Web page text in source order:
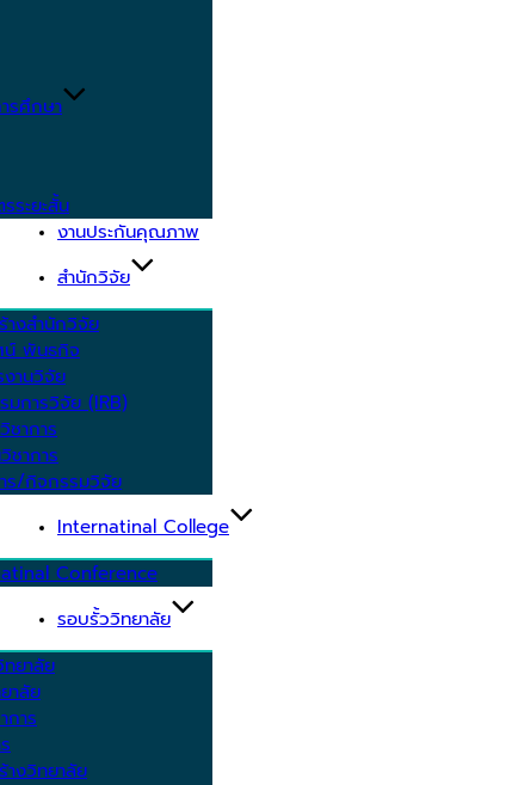
รศึกษา
ระยะสั้น
งานประกันคุณภาพ
สำนักวิจัย
างสำนักวิจัย
น์ พันธกิจ
งานวิจัย
มการวิจัย (IRB)
ชาการ
ชาการ
ร/กิจกรรมวิจัย
Internatinal College
Conference
รอบรั้ววิทยาลัย
ทยาลัย
าลัย
การ
างวิทยาลัย